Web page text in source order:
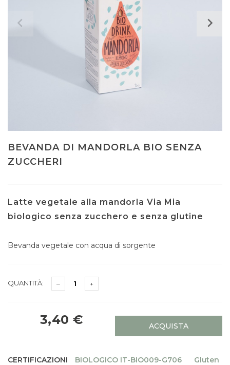
BEVANDA DI MANDORLA BIO SENZA
ZUCCHERI
Latte vegetale alla mandorla Via Mia
biologico senza zucchero e senza glutine
Bevanda vegetale con acqua di sorgente
QUANTITÀ:
3,40 € ACQUISTA
CERTIFICAZIONI BIOLOGICO IT-BIO009-G706
Gluten